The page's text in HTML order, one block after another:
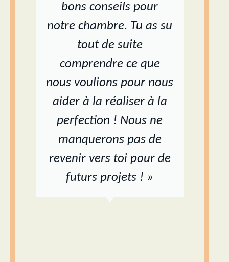
bons conseils pour
notre chambre. Tu as su
tout de suite
comprendre ce que
nous voulions pour nous
aider à la réaliser à la
perfection ! Nous ne
manquerons pas de
revenir vers toi pour de
futurs projets ! »